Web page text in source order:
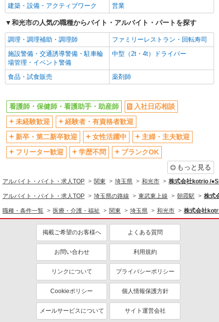
エルダー（50代～）活躍中
シニア（60代～）活躍中
高収入・高額
ボーナス・賞与あり
昇給あり
完全週休2日制
フルタイム歓迎
禁煙・分煙
駅直結・駅チカ
バイク通勤OK
自転車通勤OK
社会保険あり
産休・育休取得実績あり
退職金・財形貯蓄制度あり
各種手当（家族・役職・インセン
ティブなど）あり
制服貸与
研修制度あり
資格取得支援制度あり
医療・介護・福祉
看護師・保健師・看護助手・助産師
同じ特徴から求人を探す
未経験歓迎
ミドル（40代～）活躍中
ボーナス・賞与あり
車通勤OK
社会保険あり
産休・育休取得実績あり
建築・設備・アクティブワーク
営業
和光市の人気の職種からバイト・アルバイト・パートを探す
調理・調理補助・調理師
ファミリーレストラン・回転寿司
施設警備・交通誘導警備・駐車輪
場管理・イベント警備
中型（2t・4t）ドライバー
食品・試食販売 薬剤師
看護師・保健師・看護助手・助産師
入社日応相談
未経験歓迎
経験者・有資格者歓迎
新卒・第二新卒歓迎
女性活躍中
主婦・主夫歓迎
フリーター歓迎
学歴不問
ブランクOK
もっと見る
アルバイト・バイト・求人TOP 関東 埼玉県 和光市 株式会社kotrio /
アルバイト・バイト・求人TOP 埼玉県の路線 東武東上線 朝霞駅 株式
職種・条件一覧 医療・介護・福祉 関東 埼玉県 和光市 株式会社
掲載ご希望のお客様へ よくある質問
お問い合わせ 利用規約
リンクについて プライバシーポリシー
Cookieポリシー 個人情報保護方針
メールサービスについて サイト運営会社